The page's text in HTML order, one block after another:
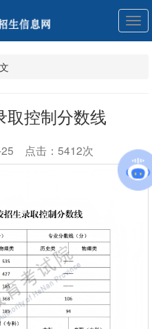
展
开
取控制分数线
25 点击：5412次